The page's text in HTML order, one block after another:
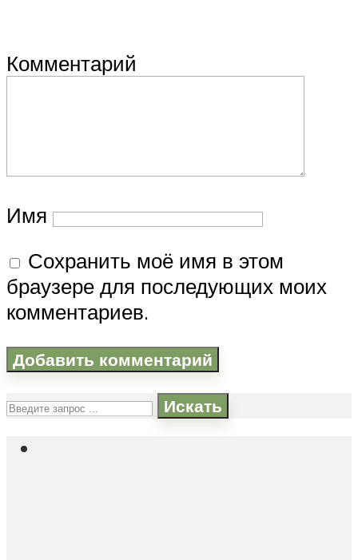
Комментарий
Имя
Сохранить моё имя в этом
браузере для последующих моих
комментариев.
Искать